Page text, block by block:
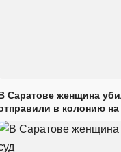
Саратове женщина
в колонию на